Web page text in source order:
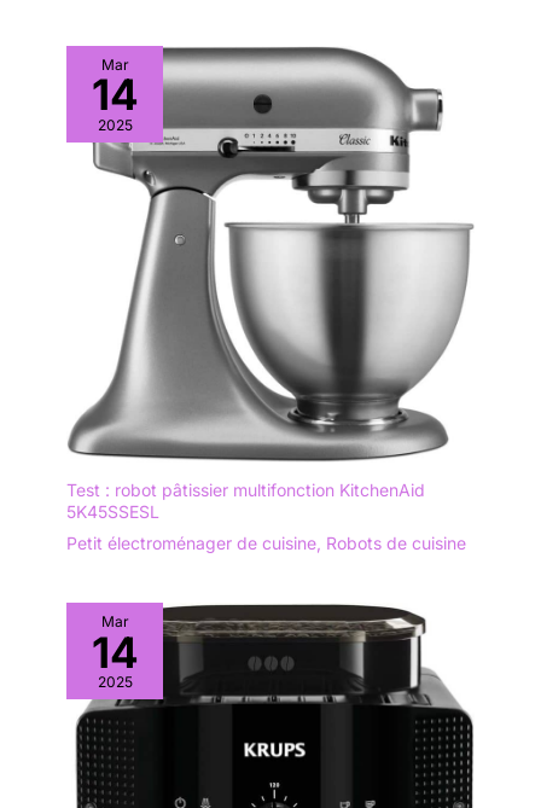
Mar
14
2025
Test : robot pâtissier multifonction KitchenAid
5K45SSESL
Petit électroménager de cuisine Robots de cuisine
Mar
14
2025